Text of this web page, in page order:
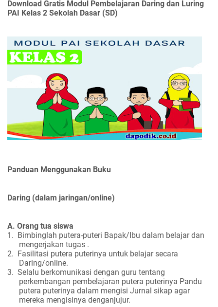
Download Gratis Modul Pembelajaran Daring dan Luring
PAI Kelas 2 Sekolah Dasar (SD)
Panduan Menggunakan Buku
Daring (dalam jaringan/online)
A. Orang tua siswa
1. Bimbinglah putera-puteri Bapak/Ibu dalam belajar dan
mengerjakan tugas .
2. Fasilitasi putera puterinya untuk belajar secara
Daring/online.
3. Selalu berkomunikasi dengan guru tentang
perkembangan pembelajaran putera puterinya Pandu
putera puterinya dalam mengisi Jurnal sikap agar
mereka mengisinya denganjujur.